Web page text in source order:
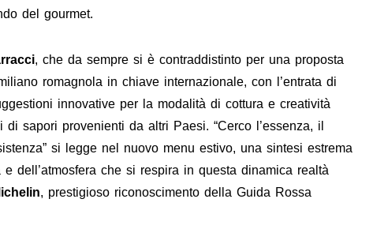
del gourmet.
, che da sempre si è contraddistinto per una proposta
romagnola in chiave internazionale, con l’entrata di
innovative per la modalità di cottura e creatività
sapori provenienti da altri Paesi. “Cerco l’essenza, il
si legge nel nuovo menu estivo, una sintesi estrema
dell’atmosfera che si respira in questa dinamica realtà
, prestigioso riconoscimento della Guida Rossa